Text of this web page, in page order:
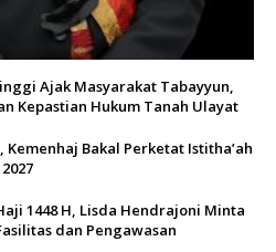
Ajak Masyarakat Tabayyun,
Kepastian Hukum Tanah Ulayat
Bakal Perketat Istitha’ah
1448 H, Lisda Hendrajoni Minta
dan Pengawasan